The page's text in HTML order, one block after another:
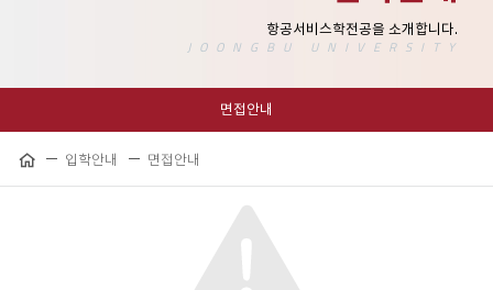
면접안내
홈
입학안내 면접안내
유